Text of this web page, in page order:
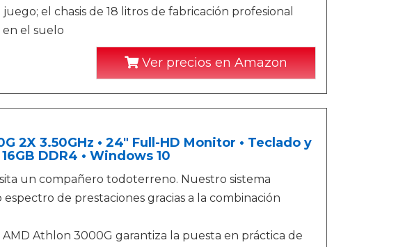
el chasis de 18 litros de fabricación profesional
el suelo
Ver precios en Amazon
2X 3.50GHz • 24" Full-HD Monitor • Teclado y
DDR4 • Windows 10
un compañero todoterreno. Nuestro sistema
de prestaciones gracias a la combinación
Athlon 3000G garantiza la puesta en práctica de